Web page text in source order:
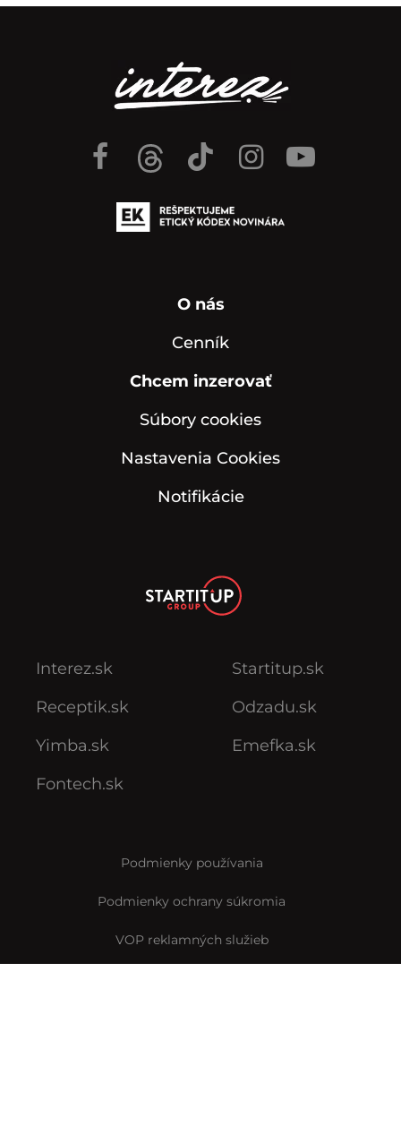
O nás
Cenník
Chcem inzerovať
Súbory cookies
Nastavenia Cookies
Notifikácie
Interez.sk
Receptik.sk
Yimba.sk
Fontech.sk
Startitup.sk
Odzadu.sk
Emefka.sk
Podmienky používania
Podmienky ochrany súkromia
VOP reklamných služieb